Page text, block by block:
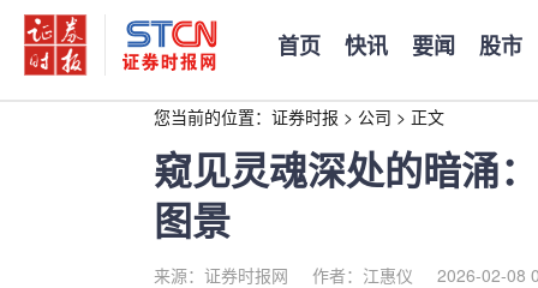
首页 快讯 要闻 股市
您当前的位置： 证券时报 > 公司 > 正文
窥见灵魂深处的暗涌
图景
来源：证券时报网 作者：江惠仪 2026-02-08